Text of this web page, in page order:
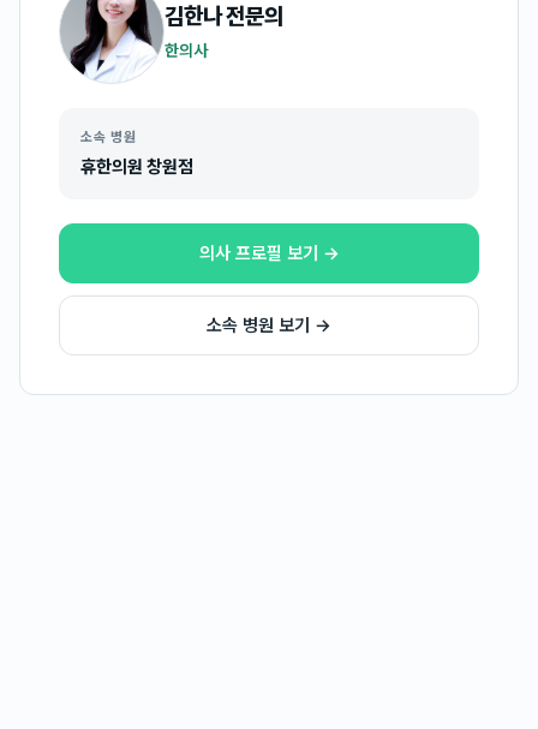
김한나전문의
한의사
소속 병원
휴한의원 창원점
의사 프로필 보기 →
소속 병원 보기 →